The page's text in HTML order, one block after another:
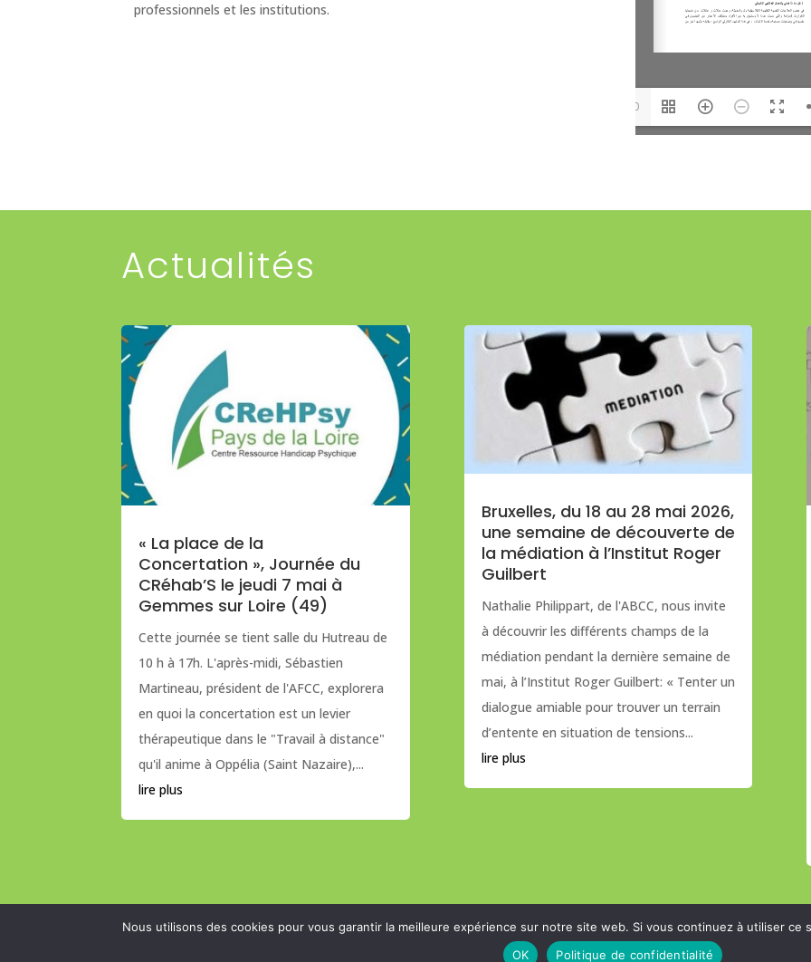
professionnels et les institutions.
1/10
Actualités
« La place de la
Concertation », Journée du
CRéhab’S le jeudi 7 mai à
Gemmes sur Loire (49)
Cette journée se tient salle du Hutreau de
10 h à 17h. L'après-midi, Sébastien
Martineau, président de l'AFCC, explorera
en quoi la concertation est un levier
thérapeutique dans le "Travail à distance"
qu'il anime à Oppélia (Saint Nazaire),...
lire plus
Bruxelles, du 18 au 28 mai 2026,
une semaine de découverte de
la médiation à l’Institut Roger
Guilbert
Nathalie Philippart, de l'ABCC, nous invite
à découvrir les différents champs de la
médiation pendant la dernière semaine de
mai, à l’Institut Roger Guilbert: « Tenter un
dialogue amiable pour trouver un terrain
d’entente en situation de tensions...
lire plus
Nous utilisons des cookies pour vous garantir la meilleure expérience sur notre site web. Si vous continuez à utiliser
OK
Politique de confidentialité